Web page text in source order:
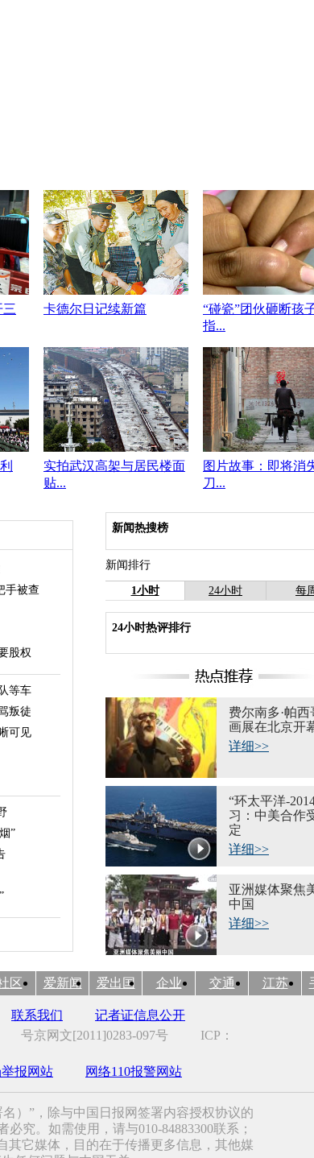
三
卡德尔日记续新篇
“碰瓷”团伙砸断孩
指...
实拍武汉高架与居民楼面
贴...
图片故事：即将消
刀...
手被查
股权
等车
叛徒
可见
”
新闻热搜榜
新闻排行
1小时 24小时 每
24小时热评排行
费尔南多·帕西
画展在北京开
详细>>
“环太平洋-
习：中美合作
定
详细>>
亚洲媒体聚焦
中国
详细>>
区 爱新闻 爱出国 企业 交通 江苏
联系我们
记者证信息公开
号京网文[2011]0283-097号
ICP：
报网站 网络110报警网站
）”，除与中国日报网签署内容授权协议的
究。如需使用，请与010-84883300联系；
其它媒体，目的在于传播更多信息，其他媒